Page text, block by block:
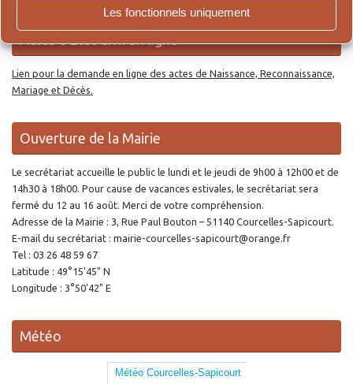
Les fonctionnels uniquement
Lien pour la demande en ligne des actes de Naissance, Reconnaissance,
Mariage et Décès.
Ouverture de la Mairie
Le secrétariat accueille le public le lundi et le jeudi de 9h00 à 12h00 et de
14h30 à 18h00. Pour cause de vacances estivales, le secrétariat sera
fermé du 12 au 16 août. Merci de votre compréhension.
Adresse de la Mairie : 3, Rue Paul Bouton – 51140 Courcelles-Sapicourt.
E-mail du secrétariat : mairie-courcelles-sapicourt@orange.fr
Tel : 03 26 48 59 67
Latitude : 49°15'45" N
Longitude : 3°50'42" E
Météo